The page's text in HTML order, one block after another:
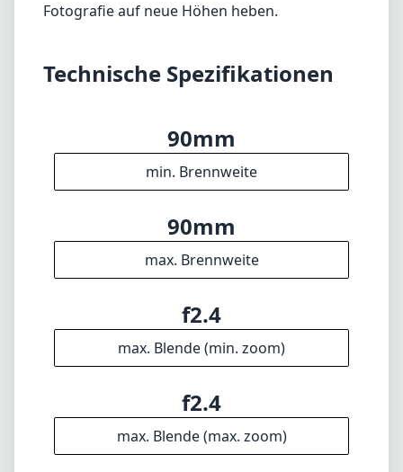
es zu einer lohnenden Ergänzung für jedes
Mängel aufweist, besticht das Iberit 90 mm
durch seine Fähigkeit, wunderschöne Bilder
von Porträts oder feinen Details. Ob Sie ein
erfahrener Porträtkünstler oder ein
Straßenfotograf sind, der nach etwas
Besonderem sucht, dieses Objektiv kann Ihre
Fotografie auf neue Höhen heben.
Technische Spezifikationen
90mm
min. Brennweite
90mm